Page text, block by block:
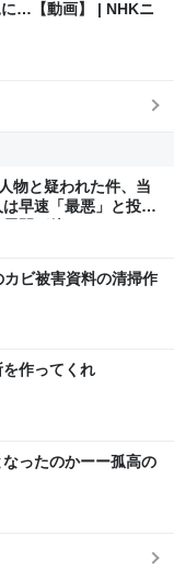
…【動画】 | NHKニ
物と疑われた件、当
早速「最悪」と投
開が待たれる
ビ被害資料の清掃作
を作ってくれ
なったのかーー孤高の